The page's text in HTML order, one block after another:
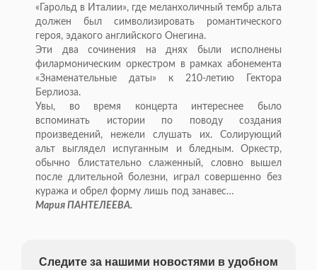
« Гарольд в Италии», где меланхоличный тембр альта
должен был символизировать романтического
героя, эдакого английского Онегина.
Эти два сочинения на
днях были исполнены
филармоническим оркестром в рамках абонемента
«Знаменательные даты» к 210-летию Гектора
Берлиоза.
Увы, во
время концерта интереснее было
вспоминать истории по
поводу создания
произведений, нежели слушать их. Солирующий
альт выглядел испуганным и
бледным. Оркестр,
обычно блистательно слаженный, словно вышел
после длительной болезни, играл совершенно без
куража и обрел форму лишь под занавес…
Мария ПАНТЕЛЕЕВА.
Следите за нашими новостями в удобном